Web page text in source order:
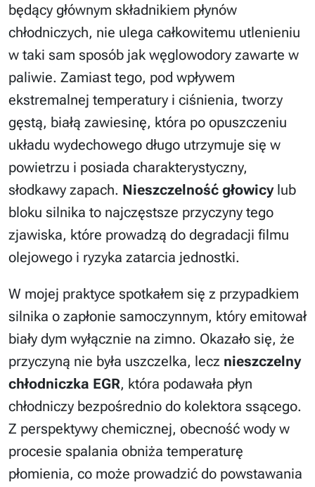
będący głównym składnikiem płynów
chłodniczych, nie ulega całkowitemu utlenieniu
w taki sam sposób jak węglowodory zawarte w
paliwie. Zamiast tego, pod wpływem
ekstremalnej temperatury i ciśnienia, tworzy
gęstą, białą zawiesinę, która po opuszczeniu
układu wydechowego długo utrzymuje się w
powietrzu i posiada charakterystyczny,
słodkawy zapach. Nieszczelność głowicy lub
bloku silnika to najczęstsze przyczyny tego
zjawiska, które prowadzą do degradacji filmu
olejowego i ryzyka zatarcia jednostki.
W mojej praktyce spotkałem się z przypadkiem
silnika o zapłonie samoczynnym, który emitował
biały dym wyłącznie na zimno. Okazało się, że
przyczyną nie była uszczelka, lecz nieszczelny
chłodniczka EGR, która podawała płyn
chłodniczy bezpośrednio do kolektora ssącego.
Z perspektywy chemicznej, obecność wody w
procesie spalania obniża temperaturę
płomienia, co może prowadzić do powstawania